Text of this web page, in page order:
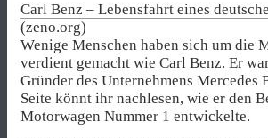
Carl Benz – Lebensfahrt eines
(zeno.org)
Wenige Menschen haben sich um die
verdient gemacht wie Carl Benz. Er
Gründer des Unternehmens Mercedes
Seite könnt ihr nachlesen, wie er den
Motorwagen Nummer 1 entwickelte.